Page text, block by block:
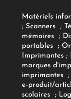
Matériels
; Scanners ;
mémoires
;
portables
;
Imprimantes;
marques
imprimantes
;
e-produit/
scolaires;